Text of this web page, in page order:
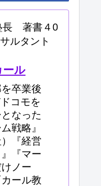
長 著書４0
ルタント
ール
卒業後
コモを
なった
戦略』
）『経営
『マー
ノー
ール教